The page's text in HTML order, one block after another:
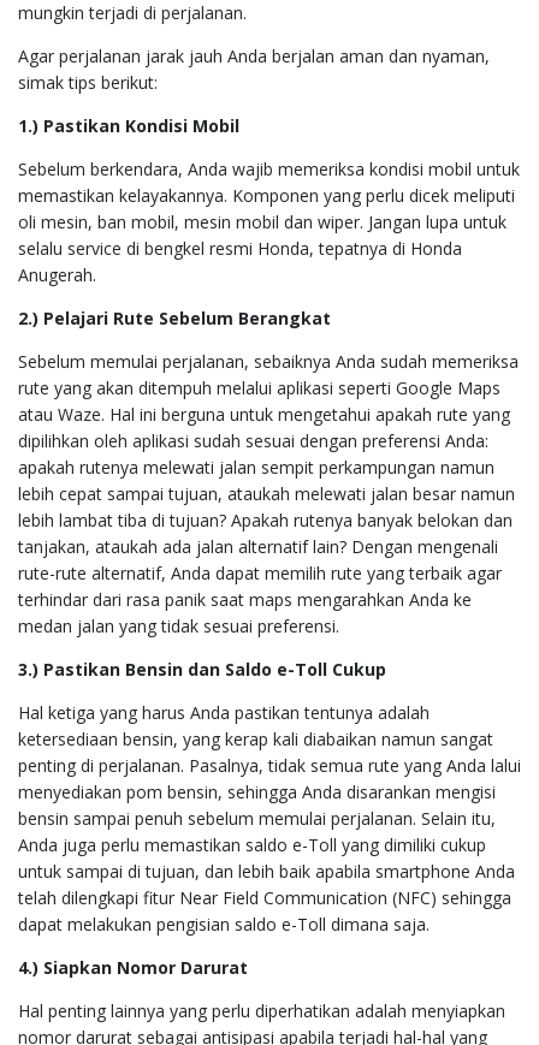
mungkin terjadi di perjalanan.
Agar perjalanan jarak jauh Anda berjalan aman dan nyaman,
simak tips berikut:
1.) Pastikan Kondisi Mobil
Sebelum berkendara, Anda wajib memeriksa kondisi mobil untuk
memastikan kelayakannya. Komponen yang perlu dicek meliputi
oli mesin, ban mobil, mesin mobil dan wiper. Jangan lupa untuk
selalu service di bengkel resmi Honda, tepatnya di Honda
Anugerah.
2.) Pelajari Rute Sebelum Berangkat
Sebelum memulai perjalanan, sebaiknya Anda sudah memeriksa
rute yang akan ditempuh melalui aplikasi seperti Google Maps
atau Waze. Hal ini berguna untuk mengetahui apakah rute yang
dipilihkan oleh aplikasi sudah sesuai dengan preferensi Anda:
apakah rutenya melewati jalan sempit perkampungan namun
lebih cepat sampai tujuan, ataukah melewati jalan besar namun
lebih lambat tiba di tujuan? Apakah rutenya banyak belokan dan
tanjakan, ataukah ada jalan alternatif lain? Dengan mengenali
rute-rute alternatif, Anda dapat memilih rute yang terbaik agar
terhindar dari rasa panik saat maps mengarahkan Anda ke
medan jalan yang tidak sesuai preferensi.
3.) Pastikan Bensin dan Saldo e-Toll Cukup
Hal ketiga yang harus Anda pastikan tentunya adalah
ketersediaan bensin, yang kerap kali diabaikan namun sangat
penting di perjalanan. Pasalnya, tidak semua rute yang Anda lalui
menyediakan pom bensin, sehingga Anda disarankan mengisi
bensin sampai penuh sebelum memulai perjalanan. Selain itu,
Anda juga perlu memastikan saldo e-Toll yang dimiliki cukup
untuk sampai di tujuan, dan lebih baik apabila smartphone Anda
telah dilengkapi fitur Near Field Communication (NFC) sehingga
dapat melakukan pengisian saldo e-Toll dimana saja.
4.) Siapkan Nomor Darurat
Hal penting lainnya yang perlu diperhatikan adalah menyiapkan
nomor darurat sebagai antisipasi apabila terjadi hal-hal yang